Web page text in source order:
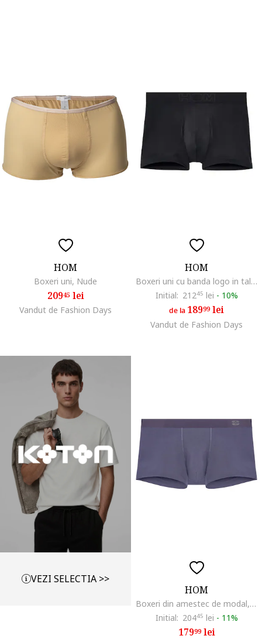
HOM
Boxeri uni, Nude
20945lei
Vandut de Fashion Days
HOM
Boxeri uni cu banda logo in talie, Negru
Initial: 21245 lei - 10%
de la 18999lei
Vandut de Fashion Days
VEZI SELECTIA >>
HOM
Boxeri din amestec de modal, Gri
Initial: 20445 lei - 11%
17999lei